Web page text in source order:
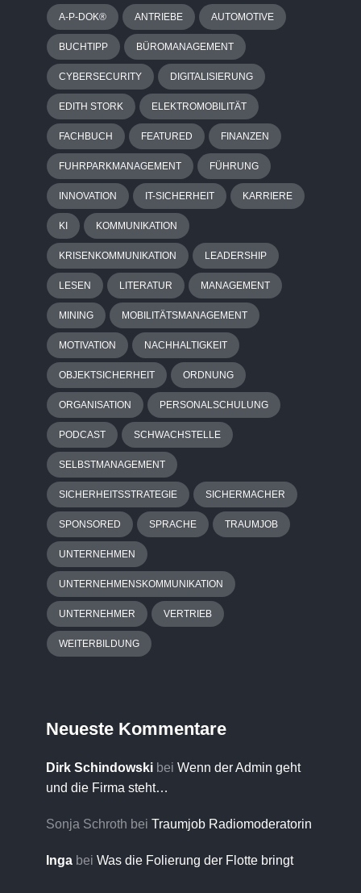
A-P-DOK® ANTRIEBE AUTOMOTIVE
BUCHTIPP BÜROMANAGEMENT
CYBERSECURITY DIGITALISIERUNG
EDITH STORK ELEKTROMOBILITÄT
FACHBUCH FEATURED FINANZEN
FUHRPARKMANAGEMENT FÜHRUNG
INNOVATION IT-SICHERHEIT KARRIERE
KI KOMMUNIKATION
KRISENKOMMUNIKATION LEADERSHIP
LESEN LITERATUR MANAGEMENT
MINING MOBILITÄTSMANAGEMENT
MOTIVATION NACHHALTIGKEIT
OBJEKTSICHERHEIT ORDNUNG
ORGANISATION PERSONALSCHULUNG
PODCAST SCHWACHSTELLE
SELBSTMANAGEMENT
SICHERHEITSSTRATEGIE SICHERMACHER
SPONSORED SPRACHE TRAUMJOB
UNTERNEHMEN
UNTERNEHMENSKOMMUNIKATION
UNTERNEHMER VERTRIEB
WEITERBILDUNG
Neueste Kommentare
Dirk Schindowski bei Wenn der Admin geht
und die Firma steht…
Sonja Schroth bei Traumjob Radiomoderatorin
Inga bei Was die Folierung der Flotte bringt